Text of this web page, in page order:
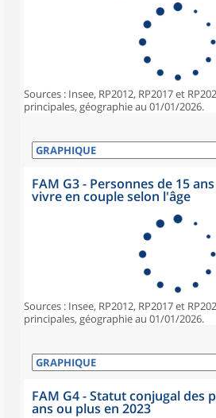
Sources : Insee, RP2012, RP2017 et
principales, géographie au 01/01/2026.
FAM G3 - Personnes de 15
vivre en couple selon l'âge
Sources : Insee, RP2012, RP2017 et
principales, géographie au 01/01/2026.
FAM G4 - Statut conjugal des
ans ou plus en 2023